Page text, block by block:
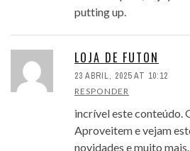
putting up.
LOJA DE FUTON
23 ABRIL, 2025 AT 10:12
RESPONDER
incrível este conteúdo.
Aproveitem e vejam
novidades e muito